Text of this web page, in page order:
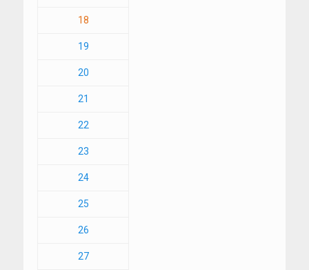
18
19
20
21
22
23
24
25
26
27